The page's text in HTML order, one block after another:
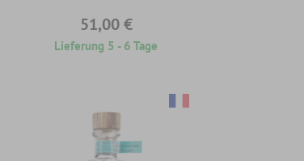
51,00 €
Lieferung 5 - 6 Tage